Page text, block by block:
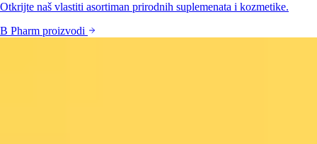
Otkrijte naš vlastiti asortiman prirodnih suplemenata i kozmetike.
B Pharm proizvodi